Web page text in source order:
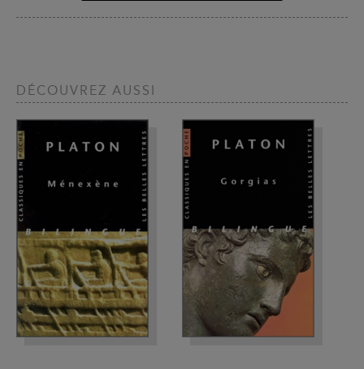
DÉCOUVREZ AUSSI